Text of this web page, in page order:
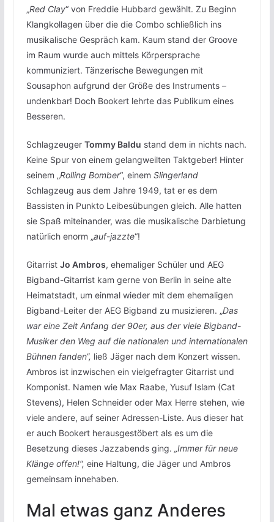
„Red Clay“ von Freddie Hubbard gewählt. Zu Beginn
Klangkollagen über die die Combo schließlich ins
musikalische Gespräch kam. Kaum stand der Groove
im Raum wurde auch mittels Körpersprache
kommuniziert. Tänzerische Bewegungen mit
Sousaphon aufgrund der Größe des Instruments –
undenkbar! Doch Bookert lehrte das Publikum eines
Besseren.
Schlagzeuger Tommy Baldu stand dem in nichts nach.
Keine Spur von einem gelangweilten Taktgeber! Hinter
seinem „Rolling Bomber“, einem Slingerland
Schlagzeug aus dem Jahre 1949, tat er es dem
Bassisten in Punkto Leibesübungen gleich. Alle hatten
sie Spaß miteinander, was die musikalische Darbietung
natürlich enorm „auf-jazzte“!
Gitarrist Jo Ambros, ehemaliger Schüler und AEG
Bigband-Gitarrist kam gerne von Berlin in seine alte
Heimatstadt, um einmal wieder mit dem ehemaligen
Bigband-Leiter der AEG Bigband zu musizieren. „Das
war eine Zeit Anfang der 90er, aus der viele Bigband-
Musiker den Weg auf die nationalen und internationalen
Bühnen fanden“, ließ Jäger nach dem Konzert wissen.
Ambros ist inzwischen ein vielgefragter Gitarrist und
Komponist. Namen wie Max Raabe, Yusuf Islam (Cat
Stevens), Helen Schneider oder Max Herre stehen, wie
viele andere, auf seiner Adressen-Liste. Aus dieser hat
er auch Bookert herausgestöbert als es um die
Besetzung dieses Jazzabends ging. „Immer für neue
Klänge offen!“, eine Haltung, die Jäger und Ambros
gemeinsam innehaben.
Mal etwas ganz Anderes